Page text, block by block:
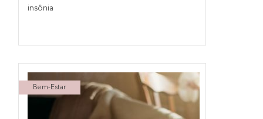
insônia
Bem-Estar